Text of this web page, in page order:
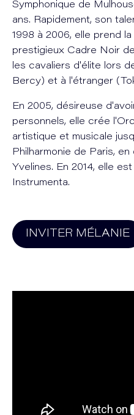
Symphonique de
ans. Rapidement, son
1998 à 2006, elle prend
prestigieux Cadre Noir
les cavaliers d'élite lors
Bercy) et à l'étranger
En 2005, désireuse
personnels, elle crée
artistique et musicale
Philharmonie de Paris,
Yvelines. En 2014, elle
Instrumenta.
INVITER MÉLANIE